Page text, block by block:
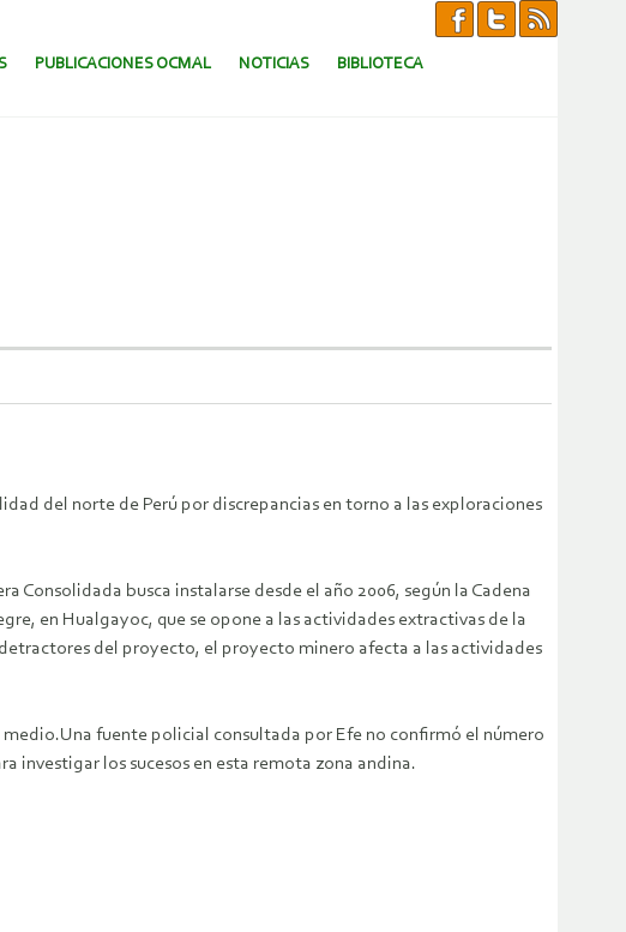
PUBLICACIONES OCMAL NOTICIAS BIBLIOTECA
del norte de Perú por discrepancias en torno a las exploraciones
busca instalarse desde el año 2006, según la Cadena
en Hualgayoc, que se opone a las actividades extractivas de la
del proyecto, el proyecto minero afecta a las actividades
fuente policial consultada por Efe no confirmó el número
investigar los sucesos en esta remota zona andina.